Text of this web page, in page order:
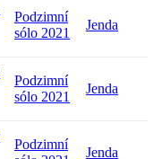
Podzimní
sólo 2021
Jenda
Podzimní
sólo 2021
Jenda
Podzimní
Jenda